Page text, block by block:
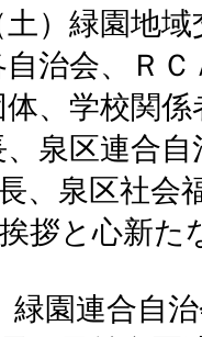
土）緑園地
自治会、Ｒ
体、学校関
、泉区連合
、泉区社会
拶と心新
園連合自